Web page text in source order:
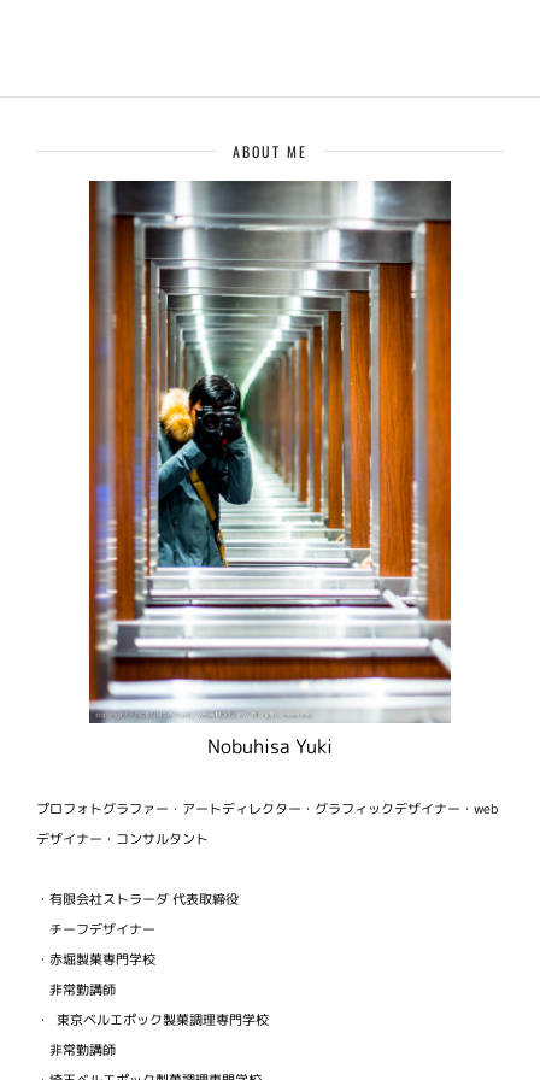
ABOUT ME
Nobuhisa Yuki
プロフォトグラファー・アートディレクター・グラフィックデザイナー・web
デザイナー・コンサルタント
・有限会社ストラーダ 代表取締役
チーフデザイナー
・赤堀製菓専門学校
非常勤講師
・ 東京ベルエポック製菓調理専門学校
非常勤講師